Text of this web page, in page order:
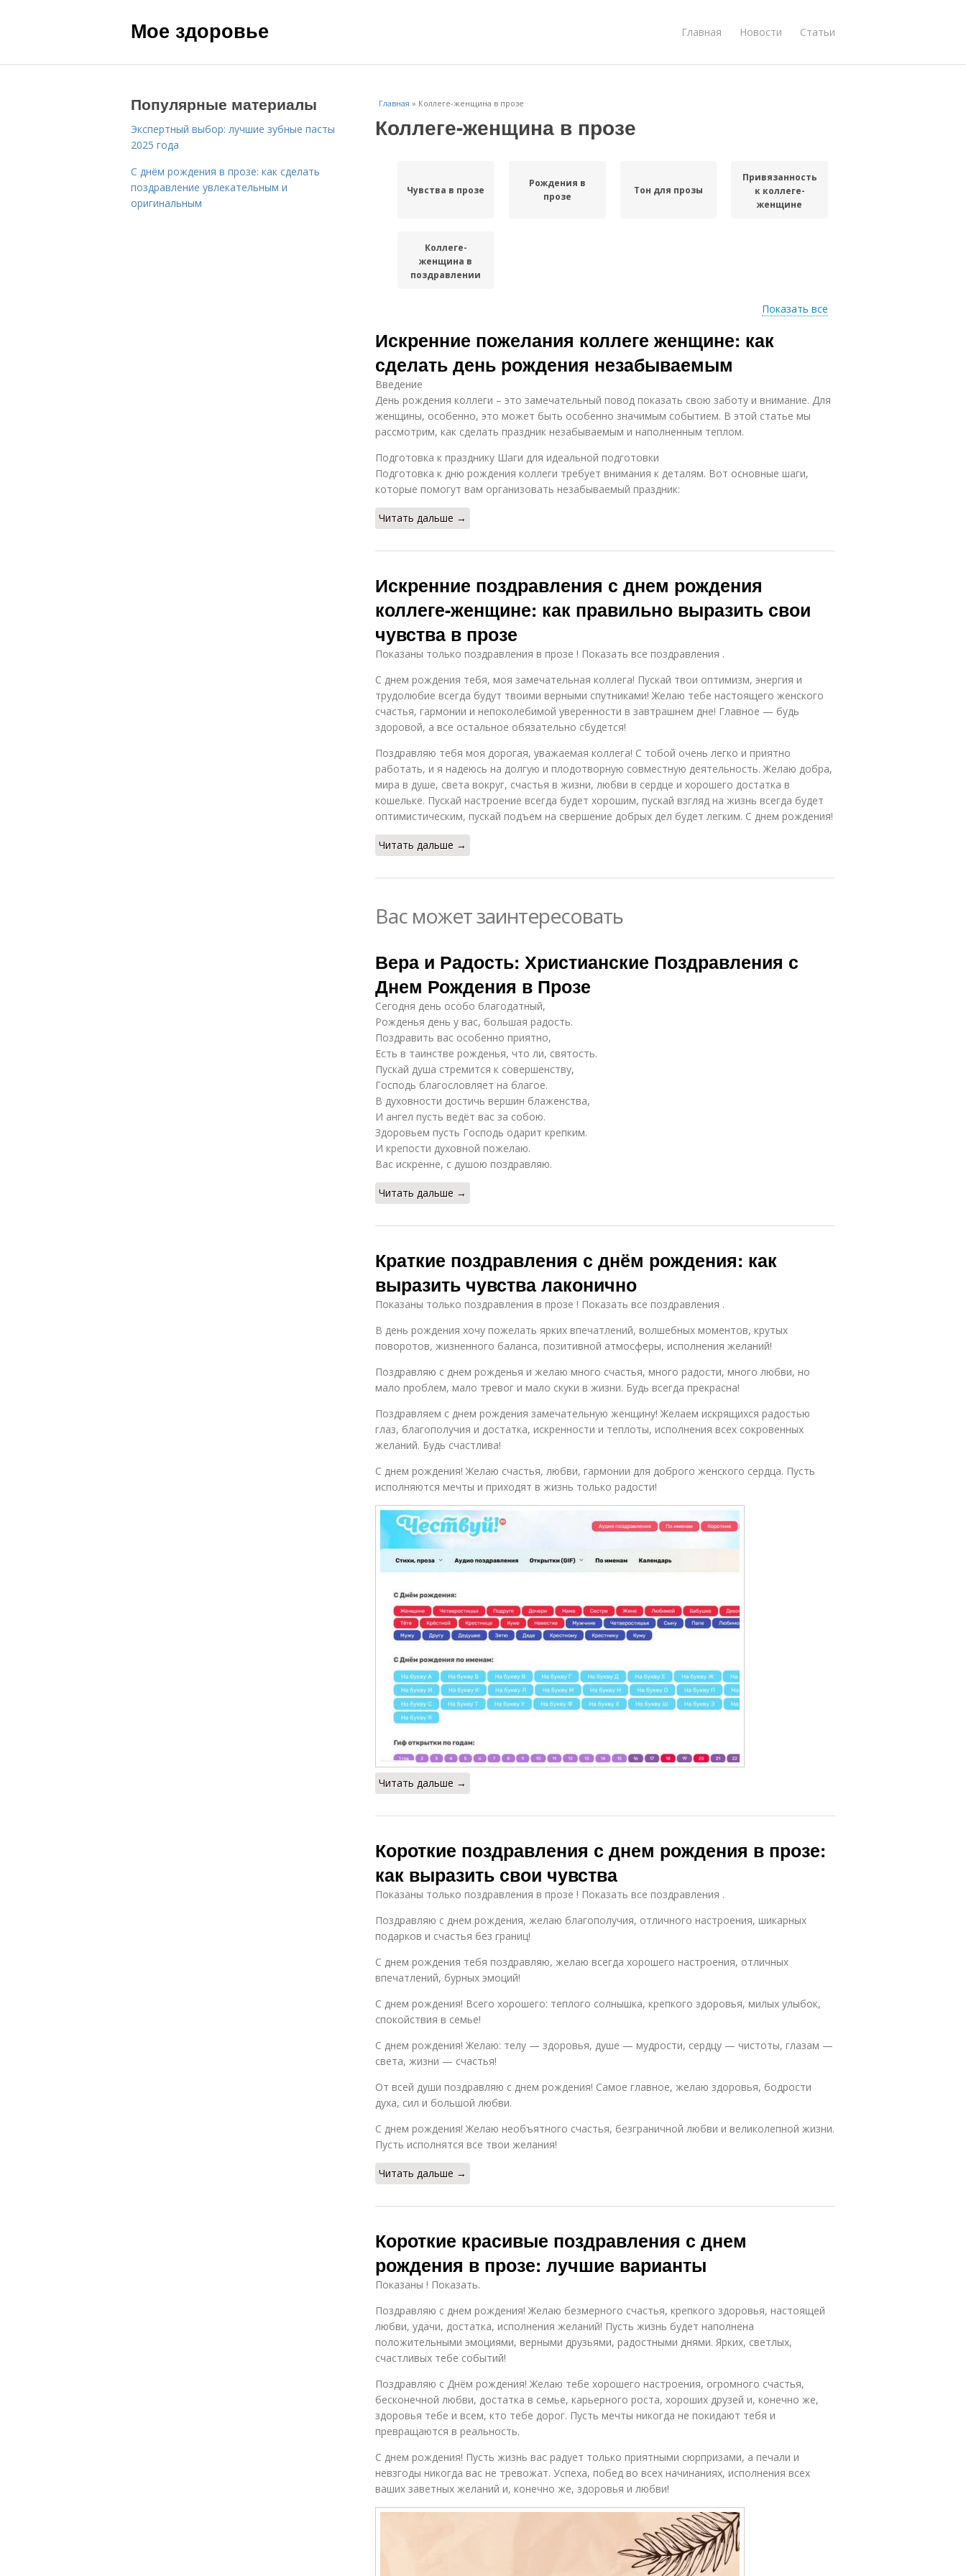
Мое здоровье Главная Новости Статьи
Главная » Коллеге-женщина в прозе
Коллеге-женщина в прозе
Чувства в прозе
Рождения в
прозе
Тон для прозы
Привязанность
к коллеге-
женщине
Коллеге-
женщина в
поздравлении
Показать все
Искренние пожелания коллеге женщине: как
сделать день рождения незабываемым
Введение
День рождения коллеги – это замечательный повод показать свою заботу и внимание. Для
женщины, особенно, это может быть особенно значимым событием. В этой статье мы
рассмотрим, как сделать праздник незабываемым и наполненным теплом.
Подготовка к празднику Шаги для идеальной подготовки
Подготовка к дню рождения коллеги требует внимания к деталям. Вот основные шаги,
которые помогут вам организовать незабываемый праздник:
Читать дальше →
Искренние поздравления с днем рождения
коллеге-женщине: как правильно выразить свои
чувства в прозе
Показаны только поздравления в прозе ! Показать все поздравления .
С днем рождения тебя, моя замечательная коллега! Пускай твои оптимизм, энергия и
трудолюбие всегда будут твоими верными спутниками! Желаю тебе настоящего женского
счастья, гармонии и непоколебимой уверенности в завтрашнем дне! Главное — будь
здоровой, а все остальное обязательно сбудется!
Поздравляю тебя моя дорогая, уважаемая коллега! С тобой очень легко и приятно
работать, и я надеюсь на долгую и плодотворную совместную деятельность. Желаю добра,
мира в душе, света вокруг, счастья в жизни, любви в сердце и хорошего достатка в
кошельке. Пускай настроение всегда будет хорошим, пускай взгляд на жизнь всегда будет
оптимистическим, пускай подъем на свершение добрых дел будет легким. С днем рождения!
Читать дальше →
Вас может заинтересовать
Вера и Радость: Христианские Поздравления с
Днем Рождения в Прозе
Сегодня день особо благодатный,
Рожденья день у вас, большая радость.
Поздравить вас особенно приятно,
Есть в таинстве рожденья, что ли, святость.
Пускай душа стремится к совершенству,
Господь благословляет на благое.
В духовности достичь вершин блаженства,
И ангел пусть ведёт вас за собою.
Здоровьем пусть Господь одарит крепким.
И крепости духовной пожелаю.
Вас искренне, с душою поздравляю.
Читать дальше →
Краткие поздравления с днём рождения: как
выразить чувства лаконично
Показаны только поздравления в прозе ! Показать все поздравления .
В день рождения хочу пожелать ярких впечатлений, волшебных моментов, крутых
поворотов, жизненного баланса, позитивной атмосферы, исполнения желаний!
Поздравляю с днем рожденья и желаю много счастья, много радости, много любви, но
мало проблем, мало тревог и мало скуки в жизни. Будь всегда прекрасна!
Поздравляем с днем рождения замечательную женщину! Желаем искрящихся радостью
глаз, благополучия и достатка, искренности и теплоты, исполнения всех сокровенных
желаний. Будь счастлива!
С днем рождения! Желаю счастья, любви, гармонии для доброго женского сердца. Пусть
исполняются мечты и приходят в жизнь только радости!
Читать дальше →
Короткие поздравления с днем рождения в прозе:
как выразить свои чувства
Показаны только поздравления в прозе ! Показать все поздравления .
Поздравляю с днем рождения, желаю благополучия, отличного настроения, шикарных
подарков и счастья без границ!
С днем рождения тебя поздравляю, желаю всегда хорошего настроения, отличных
впечатлений, бурных эмоций!
С днем рождения! Всего хорошего: теплого солнышка, крепкого здоровья, милых улыбок,
спокойствия в семье!
С днем рождения! Желаю: телу — здоровья, душе — мудрости, сердцу — чистоты, глазам —
света, жизни — счастья!
От всей души поздравляю с днем рождения! Самое главное, желаю здоровья, бодрости
духа, сил и большой любви.
С днем рождения! Желаю необъятного счастья, безграничной любви и великолепной жизни.
Пусть исполнятся все твои желания!
Читать дальше →
Короткие красивые поздравления с днем
рождения в прозе: лучшие варианты
Показаны ! Показать.
Поздравляю с днем рождения! Желаю безмерного счастья, крепкого здоровья, настоящей
любви, удачи, достатка, исполнения желаний! Пусть жизнь будет наполнена
положительными эмоциями, верными друзьями, радостными днями. Ярких, светлых,
счастливых тебе событий!
Поздравляю с Днём рождения! Желаю тебе хорошего настроения, огромного счастья,
бесконечной любви, достатка в семье, карьерного роста, хороших друзей и, конечно же,
здоровья тебе и всем, кто тебе дорог. Пусть мечты никогда не покидают тебя и
превращаются в реальность.
С днем рождения! Пусть жизнь вас радует только приятными сюрпризами, а печали и
невзгоды никогда вас не тревожат. Успеха, побед во всех начинаниях, исполнения всех
ваших заветных желаний и, конечно же, здоровья и любви!
Популярные материалы
Экспертный выбор: лучшие зубные пасты
2025 года
С днём рождения в прозе: как сделать
поздравление увлекательным и
оригинальным